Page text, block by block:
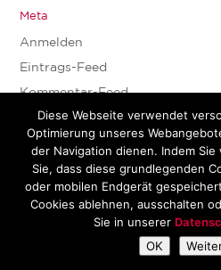
Meta
Anmelden
Eintrags-Feed
Kommentar-Feed
WordPress.org
Diese Webseite verwendet
Optimierung unseres
der Navigation dienen. Indem
Sie, dass diese grundlegenden
oder mobilen Endgerät
Cookies ablehnen, ausschalten
Sie in unserer
OK